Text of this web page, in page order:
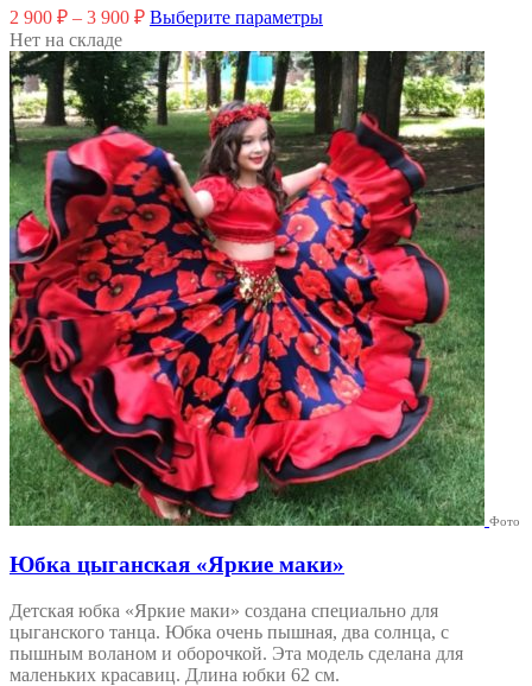
2 900 ₽ – 3 900 ₽ Выберите параметрыЭтот
имеет
несколько
вариаций.
Опции
можно
выбрать
на
странице
товара.
Нет на складе
Фото
Юбка цыганская «Яркие маки»
Детская юбка «Яркие маки» создана специально для
цыганского танца. Юбка очень пышная, два солнца, с
пышным воланом и оборочкой. Эта модель сделана для
маленьких красавиц. Длина юбки 62 см.